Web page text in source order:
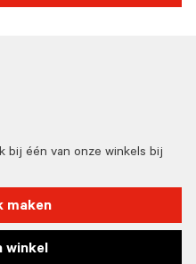
bij één van onze winkels bij
maken
winkel